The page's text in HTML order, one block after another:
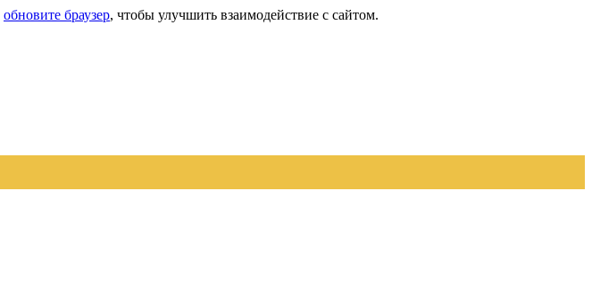
обновите браузер, чтобы улучшить взаимодействие с сайтом.